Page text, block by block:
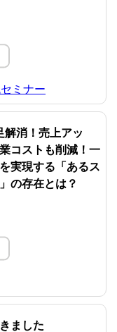
ミナー
解消！売上アッ
コストも削減！一
実現する「あるス
の存在とは？
ました